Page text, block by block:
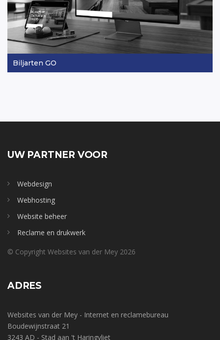
Biljarten GO
UW PARTNER VOOR
Webdesign
Webhosting
Website beheer
Reclame en drukwerk
© Copyright Websites van der Mey 2026
ADRES
Websites van der Mey - Internet en reclamebureau
Boudewijnstraat 21
3243 AD - Stad aan 't Haringvliet